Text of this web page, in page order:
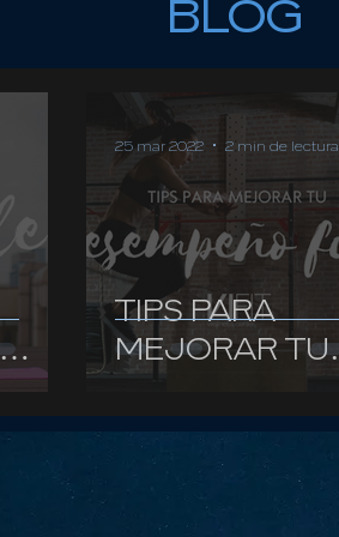
BLOG
TIPS PARA
MEJORAR TU
DESEMPEÑO
FÍSICO
25 mar 2022 2 min de lectura